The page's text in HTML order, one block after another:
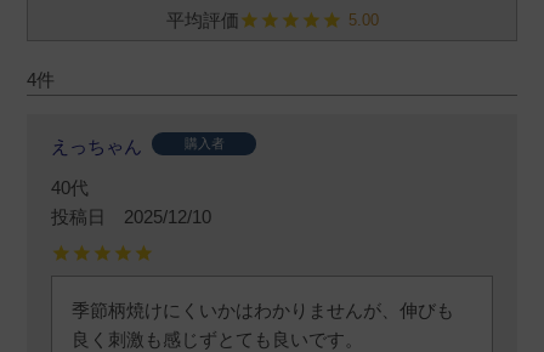
5.00
4
えっちゃん 購入者
40代
投稿日
2025/12/10
季節柄焼けにくいかはわかりませんが、伸びも
良く刺激も感じずとても良いです。